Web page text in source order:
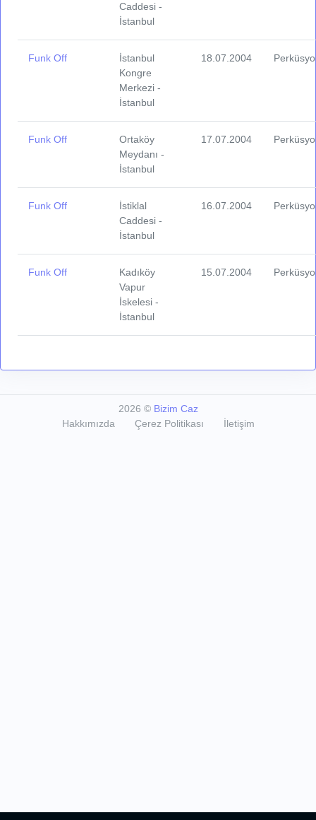
Caddesi -
İstanbul
Funk Off
İstanbul
Kongre
Merkezi -
İstanbul
18.07.2004
Funk Off
Ortaköy
Meydanı -
İstanbul
17.07.2004
Funk Off
İstiklal
Caddesi -
İstanbul
16.07.2004
Funk Off
Kadıköy
Vapur
İskelesi -
İstanbul
15.07.2004
2026 © Bizim Caz
Hakkımızda
Çerez Politikası İletişim